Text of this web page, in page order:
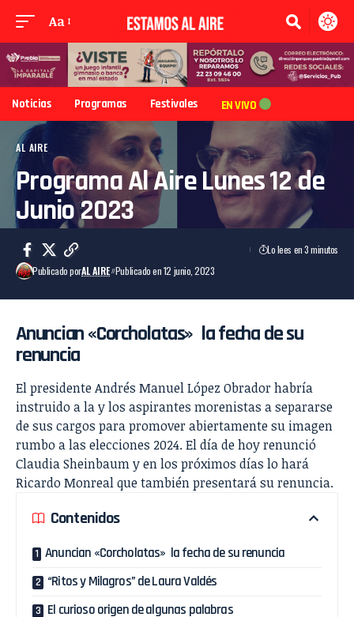
Aa
Noticias Programas Festivales EN VIVO
AL AIRE
Programa Al Aire Lunes 12 de
Junio 2023
Publicado porAL AIRE Publicado en 12 junio, 2023
Lo lees en 3 minutos
Anuncian «Corcholatas» la fecha de su
renuncia
El presidente Andrés Manuel López Obrador habría
instruido a la y los aspirantes morenistas a separarse
de sus cargos para promover abiertamente su imagen
rumbo a las elecciones 2024. El día de hoy renunció
Claudia Sheinbaum y en los próximos días lo hará
Ricardo Monreal que también presentará su renuncia.
Contenidos
Anuncian «Corcholatas» la fecha de su renuncia
“Ritos y Milagros” de Laura Valdés
El curioso origen de algunas palabras